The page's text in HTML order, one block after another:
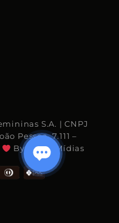
S.A. | CNPJ
Pessoa, 7.111 –
By Rhino Mídias